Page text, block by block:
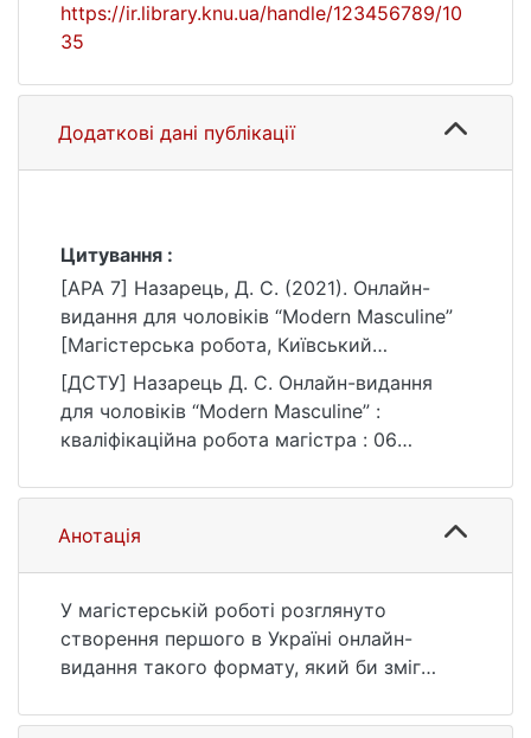
https://ir.library.knu.ua/handle/123456789/10
35
Додаткові дані публікації
Цитування :
[APA 7] Назарець, Д. С. (2021). Онлайн-
видання для чоловіків “Мodern Мasculine”
[Магістерська робота, Київський
національний університет імені Тараса
Шевченка]. eKNUTSHIR.
https://ir.library.knu.ua/handle/123456789/10
[ДСТУ] Назарець Д. С. Онлайн-видання
для чоловіків “Мodern Мasculine” :
кваліфікаційна робота магістра : 06
2021. 32 с. URL:
https://ir.library.knu.ua/handle/123456789/10
35 (дата звернення: 25.07.2026).
Анотація
У магістерській роботі розглянуто
створення першого в Україні онлайн-
видання такого формату, який би зміг
видання – це набір фото напівоголених